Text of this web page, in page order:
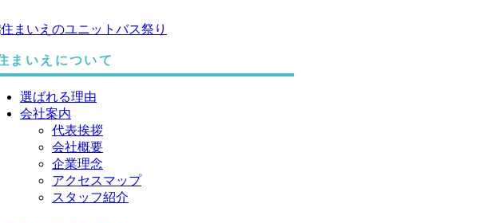
まいえについて
選ばれる理由
会社案内
代表挨拶
会社概要
企業理念
アクセスマップ
スタッフ紹介